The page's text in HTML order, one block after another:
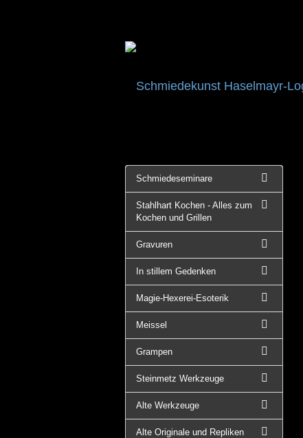
Schmiedeseminare
Stahlhart Kochen - Alles zum
Kochen und Grillen
Gravuren
In stillem Gedenken
Magie-Hexerei-Esoterik
Meissel
Grampen
Steinmetz Werkzeuge
Alte Werkzeuge
Alte Originale und Repliken